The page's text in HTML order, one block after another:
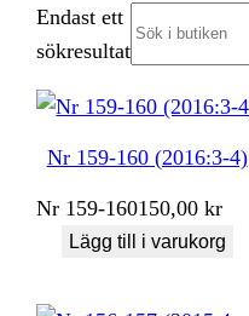
Endast ett
sökresultat
Nr 159-160 (2016:3-4)
Nr 159-160150,00kr
Lägg till i varukorg